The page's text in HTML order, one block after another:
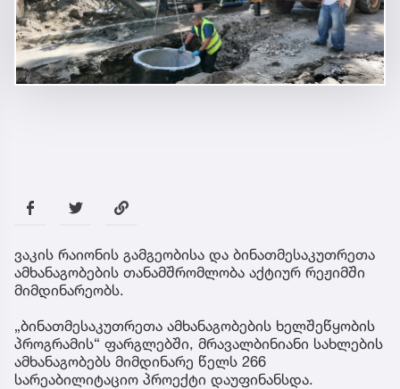
ვაკის რაიონის გამგეობისა და ბინათმესაკუთრეთა
ამხანაგობების თანამშრომლობა აქტიურ რეჟიმში
მიმდინარეობს.
„ბინათმესაკუთრეთა ამხანაგობების ხელშეწყობის
პროგრამის“ ფარგლებში, მრავალბინიანი სახლების
ამხანაგობებს მიმდინარე წელს 266
სარეაბილიტაციო პროექტი დაუფინანსდა.